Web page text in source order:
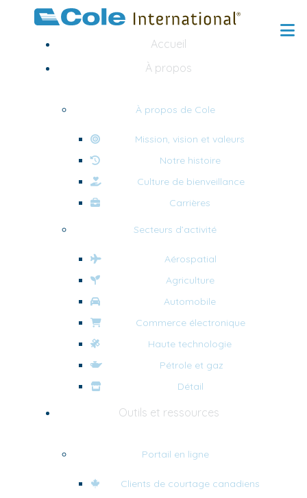
Accueil
À propos
À propos de Cole
Mission, vision et valeurs
Notre histoire
Culture de bienveillance
Carrières
Secteurs d’activité
Aérospatial
Agriculture
Automobile
Commerce électronique
Haute technologie
Pétrole et gaz
Détail
Outils et ressources
Portail en ligne
Clients de courtage canadiens